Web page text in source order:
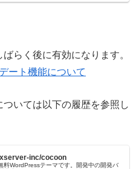
らく後に有効になります。
ート機能について
いては以下の履歴を参照し
inc/cocoon
料WordPressテーマです。開発中の開発バ